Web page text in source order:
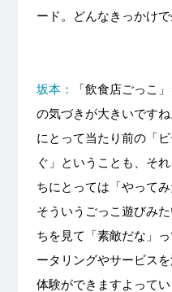
ード。どんなきっかけ
坂本：
「飲食店ごっこ
の気づきが大きいです
にとって当たり前の「
ぐ」ということも、そ
ちにとっては「やって
そういうごっこ遊びみ
ちを見て「素敵だな」
ータリングやサービス
体験ができますよって